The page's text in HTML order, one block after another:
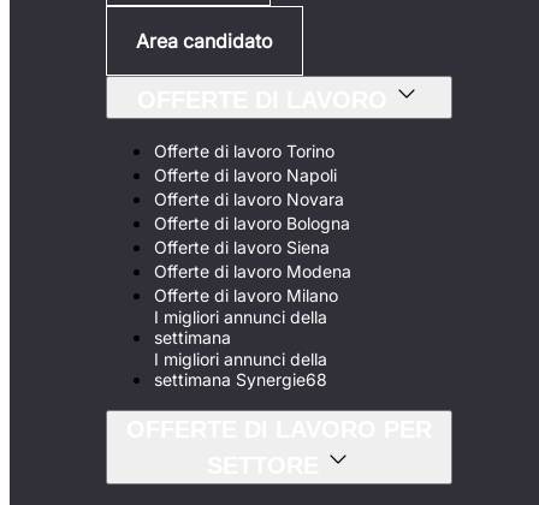
Area candidato
Offerte di lavoro Torino
Offerte di lavoro Napoli
Offerte di lavoro Novara
Offerte di lavoro Bologna
Offerte di lavoro Siena
Offerte di lavoro Modena
Offerte di lavoro Milano
I migliori annunci della
settimana
I migliori annunci della
settimana Synergie68